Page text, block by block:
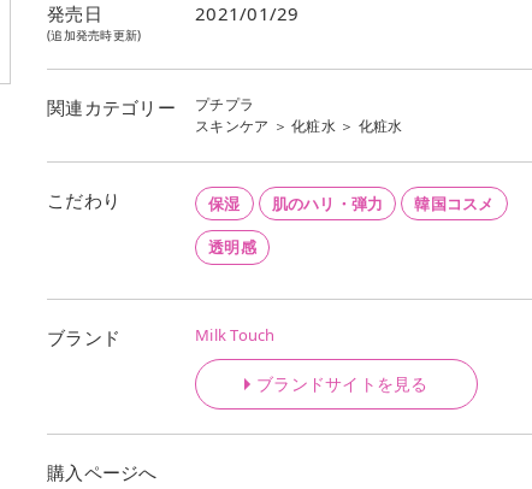
発売日
(追加発売時更新)
2021/01/29
関連カテゴリー
プチプラ
スキンケア ＞化粧水＞ 化粧水
こだわり 保湿 肌のハリ・弾力 韓国コスメ
透明感
ブランド Milk Touch
ブランドサイトを見る
購入ページへ